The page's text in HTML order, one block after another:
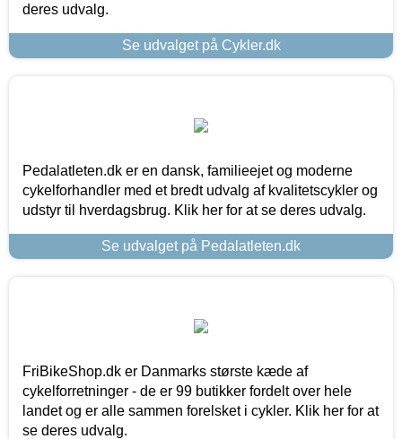
deres udvalg.
Se udvalget på Cykler.dk
Pedalatleten.dk er en dansk, familieejet og moderne
cykelforhandler med et bredt udvalg af kvalitetscykler og
udstyr til hverdagsbrug. Klik her for at se deres udvalg.
Se udvalget på Pedalatleten.dk
FriBikeShop.dk er Danmarks største kæde af
cykelforretninger - de er 99 butikker fordelt over hele
landet og er alle sammen forelsket i cykler. Klik her for at
se deres udvalg.